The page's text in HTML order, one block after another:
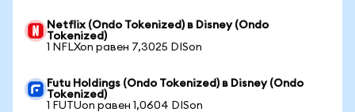
Netflix (Ondo Tokenized) в Disney (Ondo
Tokenized)
1 NFLXon равен 7,3025 DISon
Futu Holdings (Ondo Tokenized) в Disney (Ondo
Tokenized)
1 FUTUon равен 1,0604 DISon